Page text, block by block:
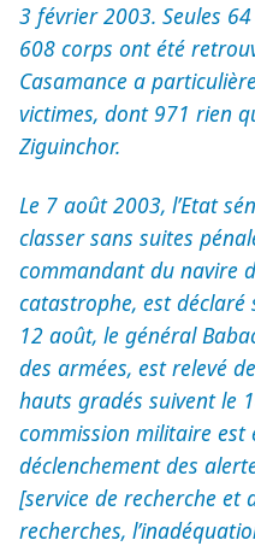
3 février 2003. Seules
608 corps ont été
Casamance a
victimes, dont 971 rien
Ziguinchor.
Le 7 août 2003, l’Etat
classer sans suites
commandant du navire
catastrophe, est déclaré
12 août, le général
des armées, est relevé
hauts gradés suivent le
commission militaire est
déclenchement des
[service de recherche et
recherches,